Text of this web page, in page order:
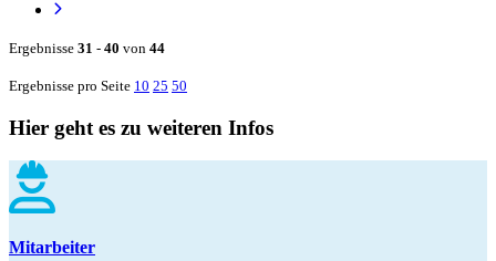
Ergebnisse 31 - 40 von 44
Ergebnisse pro Seite 10 25 50
Hier geht es zu weiteren Infos
Mitarbeiter